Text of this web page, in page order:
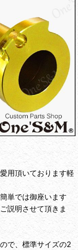
用頂いております軽
単では御座います
説明させて頂きま
で、標準サイズの2